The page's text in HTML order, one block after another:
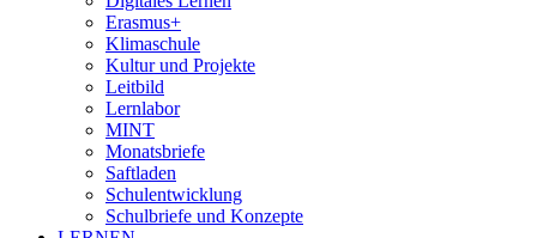
Erasmus+
Klimaschule
Kultur und Projekte
Leitbild
Lernlabor
MINT
Monatsbriefe
Saftladen
Schulentwicklung
Schulbriefe und Konzepte